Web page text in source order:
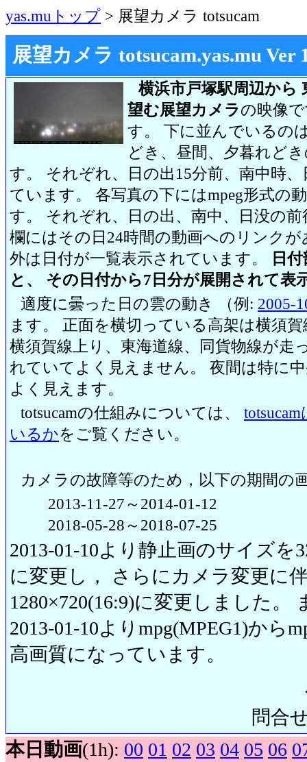
yas.muトップ > 展望カメラ totsucam
展望カメラ totsucam.yas.mu Ver
横浜市戸塚駅周辺から
望む展望カメラの映像
す。 下に並んでいるの
どき、昼間、夕暮れど
す。 それぞれ、日の出15分前、南中時
ています。 各写真の下にはmpeg形式の
す。 それぞれ、日の出、南中、日没の
欄にはその日24時間の動画へのリンク
外は日付が一覧表示されています。
日
と、 その日付から7日分が展開されて表
適度に曇った日の雲の動き （例: 2005-
ます。 正面を横切っている高架は横須
横須賀線上り、東海道線、同貨物線が走
れていてよく見えません。 夜間は特に
よく見えます。
totsucamの仕組みについては、
いるかをご覧ください。
カメラの故障等のため，以下の期間の
2013-11-27～2014-01-12
2018-05-28～2018-07-25
2013-01-10より静止画のサイズを
に変更し， さらにカメラ変更に
1280×720(16:9)に変更しました。
2013-01-10よりmpg(MPEG1)から
高画質になっています。
問合
本日動画(1h): 00 01 02 03 04 05 06